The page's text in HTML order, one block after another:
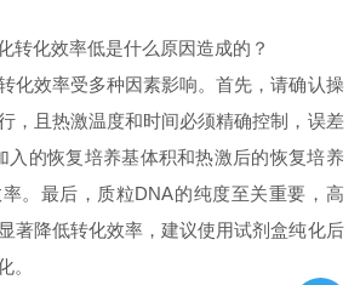
转化效率低是什么原因造成的？
化效率受多种因素影响。首先，请确认操
，且热激温度和时间必须精确控制，误差
入的恢复培养基体积和热激后的恢复培养
。最后，质粒DNA的纯度至关重要，高
著降低转化效率，建议使用试剂盒纯化后
。